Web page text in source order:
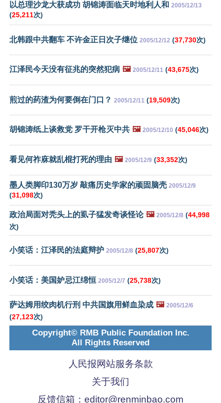
以总理沙龙大获成功 胡锦涛面临天时地利人和 2005/12/13
(25,211次)
北韩跟中共翻车 不许金正日次子继位 2005/12/12 (37,730次)
江泽民今天没有征兆的突然犯病 🖼️ 2005/12/11 (43,675次)
煎过的药渣为何要倒在门口？ 2005/12/11 (19,509次)
胡锦涛纸上谈救党 罗干开枪灭中共 🖼️ 2005/12/10 (45,046次)
看见何祚庥就乱棍打死的理由 🖼️ 2005/12/9 (33,352次)
墨人类脚印130万岁 敲痛历史学家的顽固脑壳 2005/12/9
(31,098次)
政治局面对秃头上的虱子猛发奇谈怪论 🖼️ 2005/12/8 (44,998
次)
小笑话：江泽民的法庭辩护 2005/12/8 (25,807次)
小笑话：美国妒忌江绵恒 2005/12/7 (25,738次)
萨达姆用绞肉机行刑 中共国旗用鲜血染成 🖼️ 2005/12/6
(27,123次)
Copyright© RMB Public Foundation Inc.
All Rights Reserved
人民报网站服务条款
关于我们
反馈信箱： editor@renminbao.com